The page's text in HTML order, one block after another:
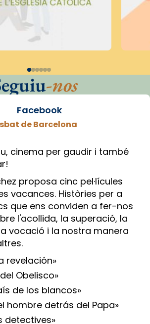
-nos
Facebook
de Barcelona
cinema per gaudir i també
proposa cinc pel·lícules
vacances. Històries per a
que ens conviden a fer-nos
l'acollida, la superació, la
vocació i la nostra manera
revelación»
Obelisco»
de los blancos»
hombre detrás del Papa»
detectives»